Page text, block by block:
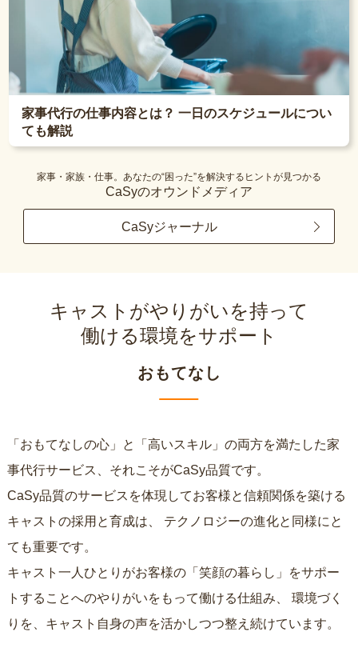
家事代行の仕事内容とは？ 一日のスケジュールについ
ても解説
家事・家族・仕事。あなたの“困った”を解決するヒントが見つかる
CaSyのオウンドメディア
CaSyジャーナル
キャストがやりがいを持って
働ける環境をサポート
おもてなし
「おもてなしの心」と「高いスキル」の両方を満たした家
事代行サービス、それこそがCaSy品質です。
CaSy品質のサービスを体現してお客様と信頼関係を築ける
キャストの採用と育成は、
ても重要です。
キャスト一人ひとりがお客様の「笑顔の暮らし」をサポー
トすることへのやりがいをもって働ける仕組み、
りを、キャスト自身の声を活かしつつ整え続けています。